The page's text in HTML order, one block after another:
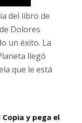
del libro de
Dolores
un éxito. La
llegó
que le está
y pega el